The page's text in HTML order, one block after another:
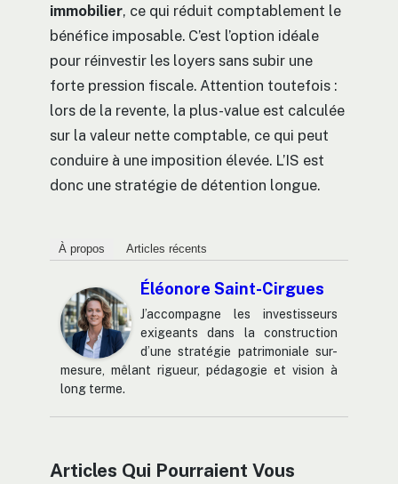
immobilier, ce qui réduit comptablement le
bénéfice imposable. C’est l’option idéale
pour réinvestir les loyers sans subir une
forte pression fiscale. Attention toutefois :
lors de la revente, la plus-value est calculée
sur la valeur nette comptable, ce qui peut
conduire à une imposition élevée. L’IS est
donc une stratégie de détention longue.
À propos Articles récents
Éléonore Saint-Cirgues
J’accompagne les investisseurs
exigeants dans la construction
d’une stratégie patrimoniale sur-
mesure, mêlant rigueur, pédagogie et vision à
long terme.
Articles Qui Pourraient Vous